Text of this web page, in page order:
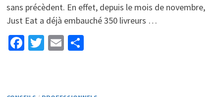
sans précèdent. En effet, depuis le mois de novembre,
Just Eat a déjà embauché 350 livreurs …
Facebook
Twitter
EmailPartager